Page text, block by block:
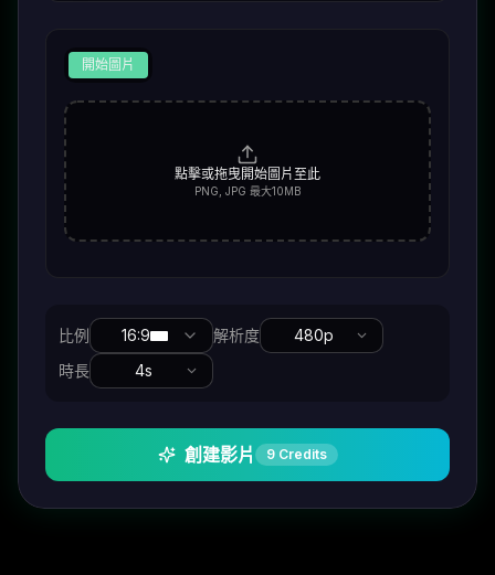
開始圖片
點擊或拖曳開始圖片至此
PNG, JPG 最大10MB
比例 16:9 解析度
480p
時長
4s
創建影片 9Credits